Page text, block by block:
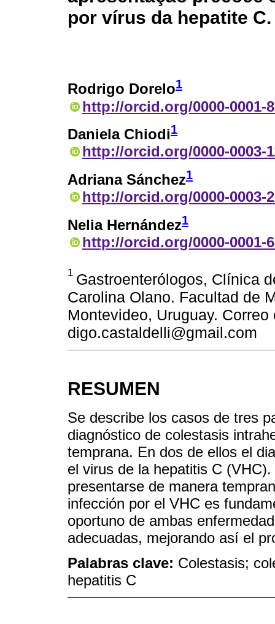
por vírus da hepatite
Rodrigo Dorelo1
http://orcid.org/0000-0001-
Daniela Chiodi1
http://orcid.org/0000-0003-
Adriana Sánchez1
http://orcid.org/0000-0003-
Nelia Hernández1
http://orcid.org/0000-0001-
1 Gastroenterólogos, Clínica
Carolina Olano. Facultad de
Montevideo, Uruguay.
digo.castaldelli@gmail.com
RESUMEN
Se describe los casos de tres
diagnóstico de colestasis
temprana. En dos de ellos el
el virus de la hepatitis C
presentarse de manera
infección por el VHC es
oportuno de ambas
adecuadas, mejorando así el
Palabras clave: Colestasis;
hepatitis C